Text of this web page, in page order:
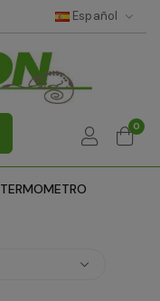
Español
0
TERMOMETRO